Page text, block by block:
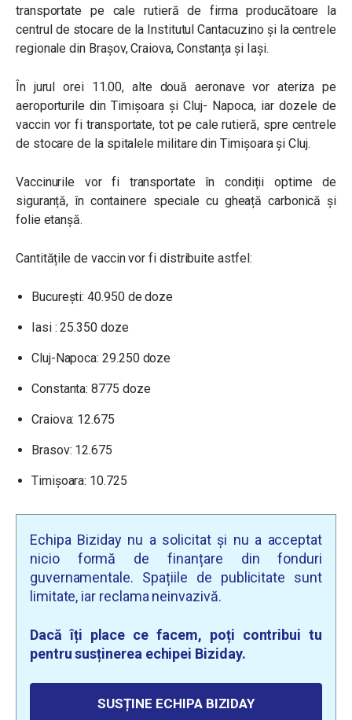
transportate pe cale rutieră de firma producătoare la
centrul de stocare de la Institutul Cantacuzino și la centrele
regionale din Brașov, Craiova, Constanța și Iași.
În jurul orei 11.00, alte două aeronave vor ateriza pe
aeroporturile din Timișoara și Cluj- Napoca, iar dozele de
vaccin vor fi transportate, tot pe cale rutieră, spre centrele
de stocare de la spitalele militare din Timișoara și Cluj.
Vaccinurile vor fi transportate în condiții optime de
siguranță, în containere speciale cu gheață carbonică și
folie etanșă.
Cantitățile de vaccin vor fi distribuite astfel:
București: 40.950 de doze
Iasi : 25.350 doze
Cluj-Napoca: 29.250 doze
Constanta: 8775 doze
Craiova: 12.675
Brasov: 12.675
Timișoara: 10.725
Echipa Biziday nu a solicitat și nu a acceptat
nicio formă de finanțare din fonduri
guvernamentale. Spațiile de publicitate sunt
limitate, iar reclama neinvazivă.
Dacă îți place ce facem, poți contribui tu
pentru susținerea echipei Biziday.
SUSȚINE ECHIPA BIZIDAY